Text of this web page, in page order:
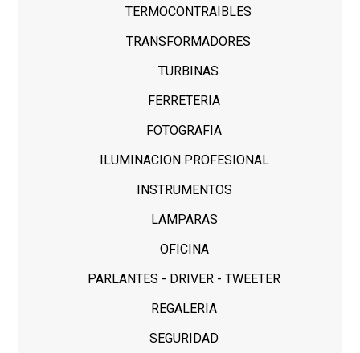
TERMOCONTRAIBLES
TRANSFORMADORES
TURBINAS
FERRETERIA
FOTOGRAFIA
ILUMINACION PROFESIONAL
INSTRUMENTOS
LAMPARAS
OFICINA
PARLANTES - DRIVER - TWEETER
REGALERIA
SEGURIDAD